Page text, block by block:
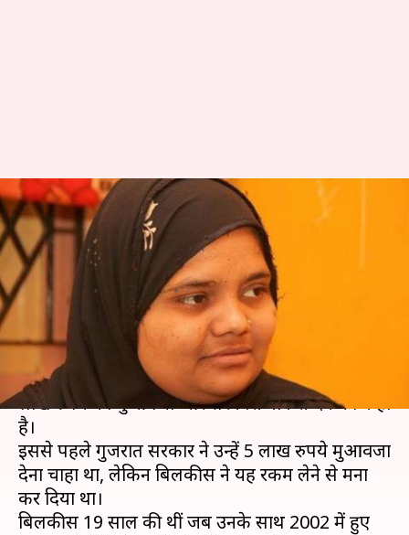
सुप्रीम कोर्ट का आदेश- गुजरात दंगों की
पीड़िता बिलकीस को 50 लाख
मुआवजा दे गुजरात सरकार
लेखन प्रमोद कुमार Apr 23, 2019 03:50 pm
क्या है खबर?
सुप्रीम कोर्ट ने गुजरात सरकार से बिलकीस बानो को 50
लाख रुपये का मुआवजा और सरकारी नौकरी देने को कहा
है।
इससे पहले गुजरात सरकार ने उन्हें 5 लाख रुपये मुआवजा
देना चाहा था, लेकिन बिलकीस ने यह रकम लेने से मना
कर दिया था।
बिलकीस 19 साल की थीं जब उनके साथ 2002 में हुए